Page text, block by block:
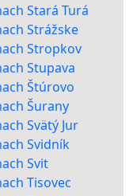
Stará Turá
Strážske
Stropkov
Stupava
Štúrovo
Šurany
Svätý Jur
Svidník
Svit
Tisovec